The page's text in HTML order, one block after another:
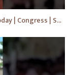
भारी बारिश के दौरान भी विपक्ष का प्रदर्शन जारी | News Today | Congress | Samajwadi | #shorts #yt